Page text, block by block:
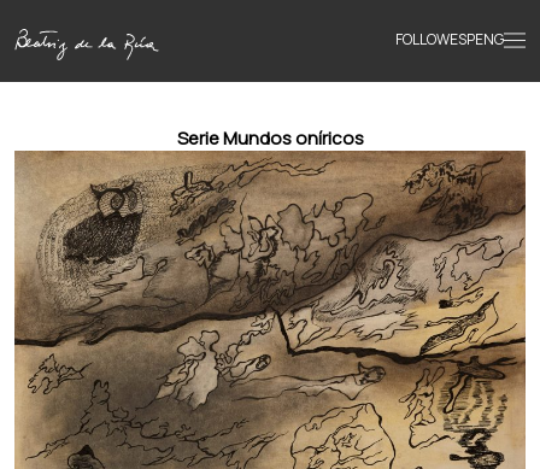
FOLLOWESPENG
Accueil
Œuvres
Textes
Biographie
Livres
Serie Mundos oníricos